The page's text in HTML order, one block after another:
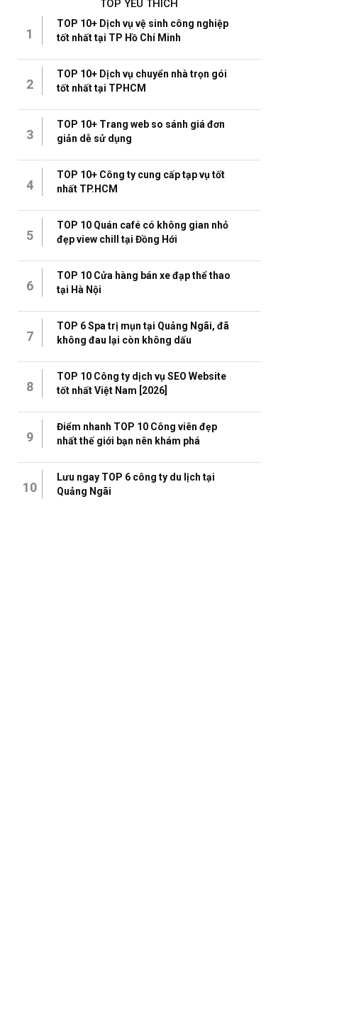
TOP YÊU THÍCH
1
TOP 10+ Dịch vụ vệ sinh công nghiệp
tốt nhất tại TP Hồ Chí Minh
2
TOP 10+ Dịch vụ chuyển nhà trọn gói
tốt nhất tại TPHCM
3
TOP 10+ Trang web so sánh giá đơn
giản dễ sử dụng
4
TOP 10+ Công ty cung cấp tạp vụ tốt
nhất TP.HCM
5
TOP 10 Quán café có không gian nhỏ
đẹp view chill tại Đồng Hới
6
TOP 10 Cửa hàng bán xe đạp thể thao
tại Hà Nội
7
TOP 6 Spa trị mụn tại Quảng Ngãi, đã
không đau lại còn không dấu
8
TOP 10 Công ty dịch vụ SEO Website
tốt nhất Việt Nam [2026]
9
Điểm nhanh TOP 10 Công viên đẹp
nhất thế giới bạn nên khám phá
10
Lưu ngay TOP 6 công ty du lịch tại
Quảng Ngãi